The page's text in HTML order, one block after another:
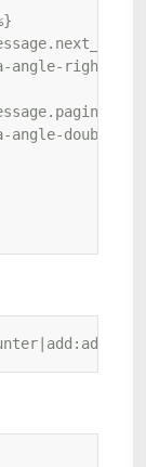
angle-right"></
angle-double-